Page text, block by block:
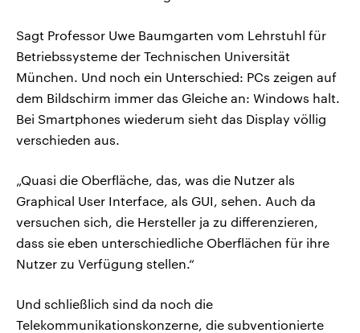
Sagt Professor Uwe Baumgarten vom Lehrstuhl für
Betriebssysteme der Technischen Universität
München. Und noch ein Unterschied: PCs zeigen auf
dem Bildschirm immer das Gleiche an: Windows halt.
Bei Smartphones wiederum sieht das Display völlig
verschieden aus.
„Quasi die Oberfläche, das, was die Nutzer als
Graphical User Interface, als GUI, sehen. Auch da
versuchen sich, die Hersteller ja zu differenzieren,
dass sie eben unterschiedliche Oberflächen für ihre
Nutzer zu Verfügung stellen.“
Und schließlich sind da noch die
Telekommunikationskonzerne, die subventionierte